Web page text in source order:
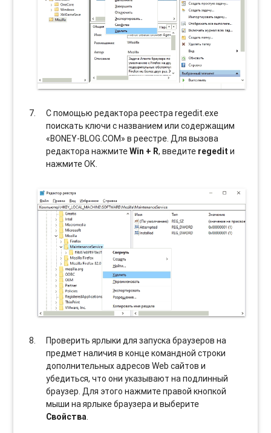
С помощью редактора реестра regedit.exe
поискать ключи с названием или содержащим
«BONEY-BLOG.COM» в реестре. Для вызова
редактора нажмитеWin + R, введите regedit и
нажмите ОК.
Проверить ярлыки для запуска браузеров на
предмет наличия в конце командной строки
дополнительных адресов Web сайтов и
убедиться, что они указывают на подлинный
браузер. Для этого нажмите правой кнопкой
мыши на ярлыке браузера и выберите
Свойства.